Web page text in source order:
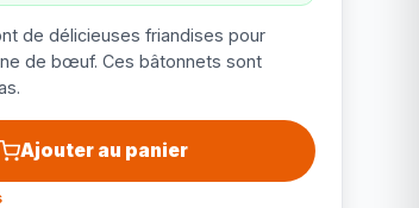
de délicieuses friandises pour
de bœuf. Ces bâtonnets sont
Ajouter au panier